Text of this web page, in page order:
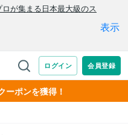
ーポンを獲得！